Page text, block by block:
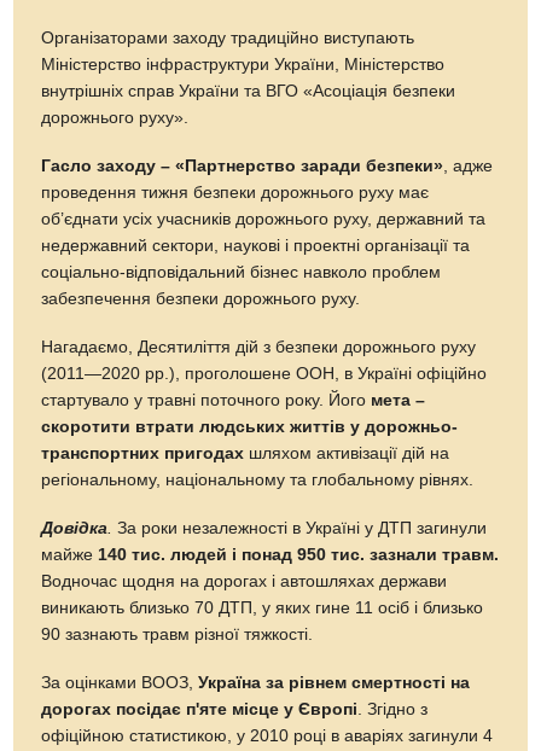
Організаторами заходу традиційно виступають
Міністерство інфраструктури України, Міністерство
внутрішніх справ України та ВГО «Асоціація безпеки
дорожнього руху».
Гасло заходу – «Партнерство заради безпеки» , адже
проведення тижня безпеки дорожнього руху має
об’єднати усіх учасників дорожнього руху, державний та
недержавний сектори, наукові і проектні організації та
соціально-відповідальний бізнес навколо проблем
забезпечення безпеки дорожнього руху.
Нагадаємо, Десятиліття дій з безпеки дорожнього руху
(2011—2020 рр.), проголошене ООН, в Україні офіційно
стартувало у травні поточного року. Його мета –
скоротити втрати людських життів у дорожньо-
транспортних пригодах шляхом активізації дій на
регіональному, національному та глобальному рівнях.
Довідка .За роки незалежності в Україні у ДТП загинули
майже 140 тис. людей і понад 950 тис. зазнали травм.
Водночас щодня на дорогах і автошляхах держави
виникають близько 70 ДТП, у яких гине 11 осіб і близько
90 зазнають травм різної тяжкості.
За оцінками ВООЗ,Україна за рівнем смертності на
дорогах посідає п'яте місце у Європі . Згідно з
офіційною статистикою, у 2010 році в аваріях загинули 4